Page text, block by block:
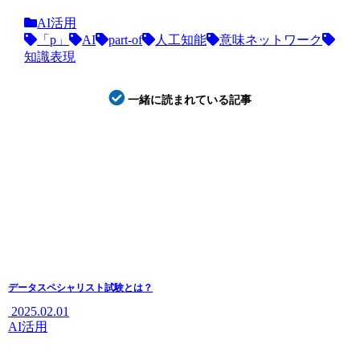
AI活用
「p」
AI part-of 人工知能
意味ネットワーク
知識表現
一緒に読まれている記事
データスペシャリスト試験とは？
2025.02.01
AI活用